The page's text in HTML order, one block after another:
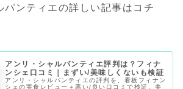
ンティエの詳しい記事はコチ
アンリ・シャルパンティエ評判は？フィナ
ンシェ口コミ｜まずい/美味しくないも検証
アンリ・シャルパンティエの評判を、看板フィナン
シェの実食レビュー＋悪い/良い口コミで検証。美